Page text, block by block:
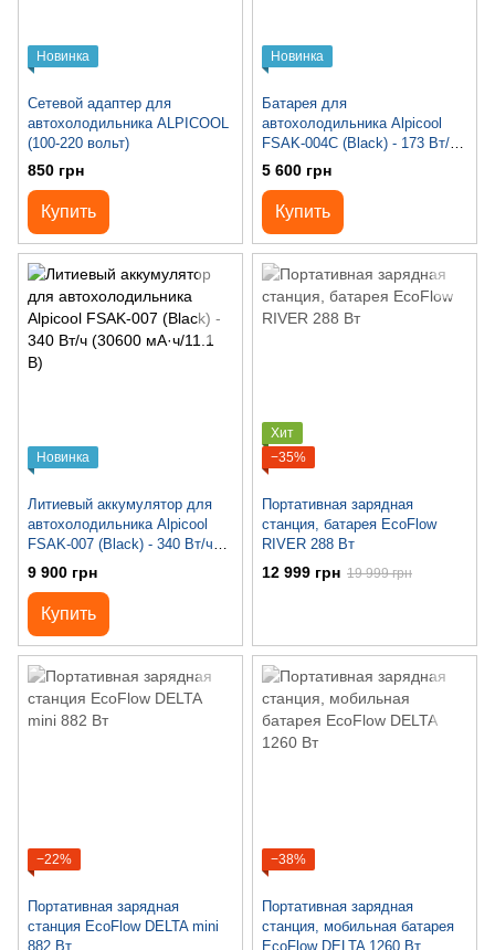
Новинка
Сетевой адаптер для
автохолодильника ALPICOOL
(100-220 вольт)
850 грн
Купить
Новинка
Батарея для
автохолодильника Alpicool
FSAK-004C (Black) - 173 Вт/
час (15600 мАh/11.1 V)
5 600 грн
Купить
Новинка
Литиевый аккумулятор для
автохолодильника Alpicool
FSAK-007 (Black) - 340 Вт/ч
(30600 мА·ч/11.1 В)
9 900 грн
Купить
Хит
−35%
Портативная зарядная
станция, батарея EcoFlow
RIVER 288 Вт
12 999 грн 19 999 грн
−22%
Портативная зарядная
станция EcoFlow DELTA mini
882 Вт
−38%
Портативная зарядная
станция, мобильная батарея
EcoFlow DELTA 1260 Вт